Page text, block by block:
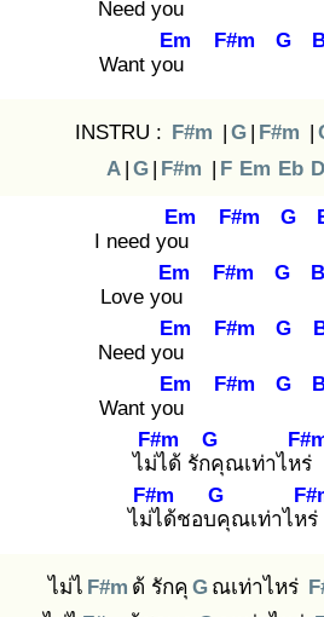
Need you
Want you
Em F#m G
INSTRU : F#m | G | F#m |
A | G | F#m | F Em Eb D
I need you
Em F#m G
Love you
Em F#m G B
Need you
Em F#m G
Want you
Em F#m G
ไม่ไ
F#m
ด้ รักคุ
G
ณเท่าไหร่
ไม่ไ
F#m
ด้ชอบคุ
G
ณเท่าไหร่
ไม่ไ F#m ด้ รักคุ G ณเท่าไหร่